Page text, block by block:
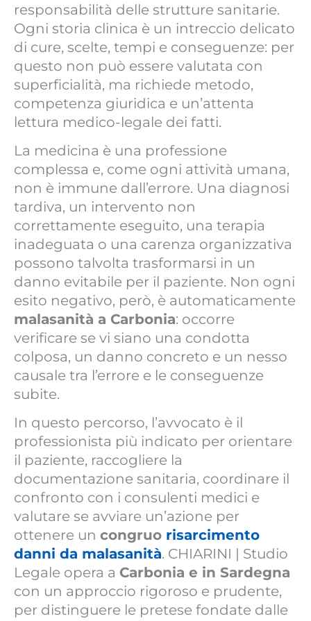
responsabilità delle strutture sanitarie.
Ogni storia clinica è un intreccio delicato
di cure, scelte, tempi e conseguenze: per
questo non può essere valutata con
superficialità, ma richiede metodo,
competenza giuridica e un’attenta
lettura medico-legale dei fatti.
La medicina è una professione
complessa e, come ogni attività umana,
non è immune dall’errore. Una diagnosi
tardiva, un intervento non
correttamente eseguito, una terapia
inadeguata o una carenza organizzativa
possono talvolta trasformarsi in un
danno evitabile per il paziente. Non ogni
esito negativo, però, è automaticamente
malasanità a Carbonia: occorre
verificare se vi siano una condotta
colposa, un danno concreto e un nesso
causale tra l’errore e le conseguenze
subite.
In questo percorso, l’avvocato è il
professionista più indicato per orientare
il paziente, raccogliere la
documentazione sanitaria, coordinare il
confronto con i consulenti medici e
valutare se avviare un’azione per
ottenere un congruo risarcimento
danni da malasanità. CHIARINI | Studio
Legale opera a Carbonia e in Sardegna
con un approccio rigoroso e prudente,
per distinguere le pretese fondate dalle